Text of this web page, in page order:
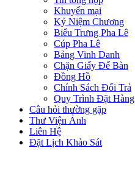
Khuyến mại
Kỷ Niệm Chương
Biểu Trưng Pha Lê
Cúp Pha Lê
Bảng Vinh Danh
Chặn Giấy Để Bàn
Đồng Hồ
Chính Sách Đổi Trả
Quy Trình Đặt Hàng
Câu hỏi thường gặp
Thư Viện Ảnh
Liên Hệ
Đặt Lịch Khảo Sát